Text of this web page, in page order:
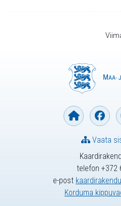
telefon +372
e-post
Korduma
Vaata